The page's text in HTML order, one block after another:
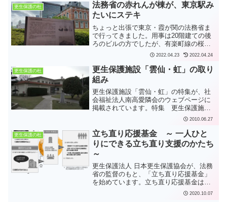
更生保護の杜
法務省の赤れんが棟が、東京駅み
たいにステキ
ちょっと出張で東京・霞が関の法務省ま
で行ってきました。用事は20階建ての後
ろのビルの方でしたが、有楽町線の桜田
門駅で降りたので、赤れんが棟側から入
館）は、東京駅と同じく赤れんが壁が美
しい建物です。設計者は東...
2022.04.23 2022.04.24
更生保護の杜
更生保護施設「雲仙・虹」の取り
組み
更生保護施設「雲仙・虹」の特集が、社
会福祉法人南高愛隣会のウェブページに
掲載されています。特集 更生保護施設
「雲仙・虹」の取り組み 司法から福祉
ら運営開始され、当初の名称は「虹」で
したが、地元の地名を...
2010.06.27
更生保護の杜
立ち直り応援基金 ～ 一人ひと
りにできる立ち直り支援のかたち
～
更生保護法人 日本更生保護協会が、法務
省の監督のもと、「立ち直り応援基金」
を始めています。立ち直り応援基金は、
立ち直り支援に賛同する思いと、立ち直
2020.10.07